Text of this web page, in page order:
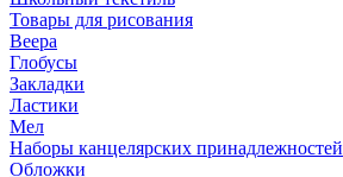
Товары для рисования
Веера
Глобусы
Закладки
Ластики
Мел
Наборы канцелярских принадлежностей
Обложки